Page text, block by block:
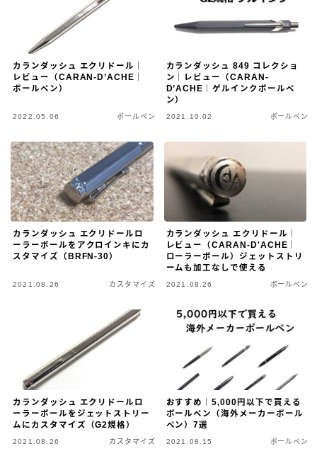
ボールペンをシャープペンに改造
ジェットストリーム カスタマイズ 記事一覧
アクロインキ カスタマイズ 記事一覧
4C規格（D型）リフィルアダプターの作り方 記事一
リフィルの種類
キーワードで絞り込む
タグで絞り込む
4C規格（D型） 73Labo 4631 woodturning
カランダッシュ エクリドール｜
レビュー（CARAN-D’ACHE｜
ボールペン）
2022.05.06 ボールペン
カランダッシュ 849 コレクショ
ン｜レビュー（CARAN-
D’ACHE｜ゲルインクボールペ
ン）
2021.10.02 ボールペン
カランダッシュ エクリドールロ
ーラーボールをアクロインキにカ
スタマイズ（BRFN-30）
2021.08.26 カスタマイズ
カランダッシュ エクリドール｜
レビュー（CARAN-D'ACHE｜
ローラーボール）ジェットストリ
ームも加工なしで使える
2021.08.26 ボールペン
カランダッシュ エクリドールロ
ーラーボールをジェットストリー
ムにカスタマイズ（G2規格）
2021.08.26 カスタマイズ
おすすめ｜5,000円以下で買える
ボールペン（海外メーカーボール
ペン）7選
2021.08.15 ボールペン